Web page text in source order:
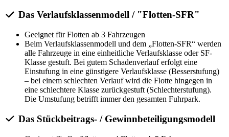
Das Verlaufsklassenmodell / "Flotten-SFR"
Geeignet für Flotten ab 3 Fahrzeugen
Beim Verlaufsklassenmodell und dem „Flotten-SFR“ werden
alle Fahrzeuge in eine einheitliche Verlaufsklasse oder SF-
Klasse gestuft. Bei gutem Schadenverlauf erfolgt eine
Einstufung in eine günstigere Verlaufsklasse (Besserstufung)
– bei einem schlechten Verlauf wird die Flotte hingegen in
eine schlechtere Klasse zurückgestuft (Schlechterstufung).
Die Umstufung betrifft immer den gesamten Fuhrpark.
Das Stückbeitrags- / Gewinnbeteiligungsmodell